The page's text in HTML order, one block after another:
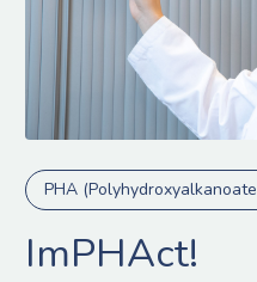
PHA
ImPHAct!